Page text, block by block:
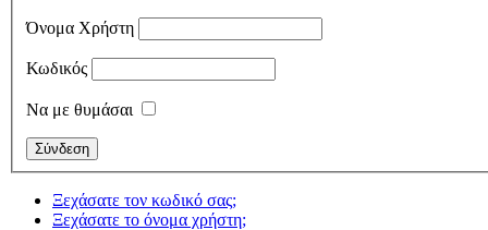
Όνομα Χρήστη
Κωδικός
Να με θυμάσαι
Ξεχάσατε τον κωδικό σας;
Ξεχάσατε το όνομα χρήστη;